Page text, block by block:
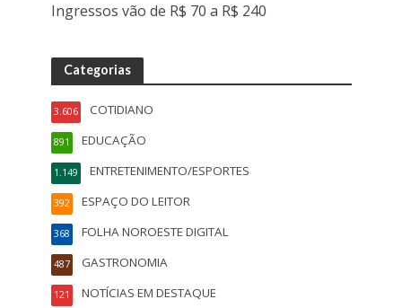
Ingressos vão de R$ 70 a R$ 240
Categorias
COTIDIANO
3.606
EDUCAÇÃO
891
ENTRETENIMENTO/ESPORTES
1.149
ESPAÇO DO LEITOR
392
FOLHA NOROESTE DIGITAL
368
GASTRONOMIA
487
NOTÍCIAS EM DESTAQUE
121